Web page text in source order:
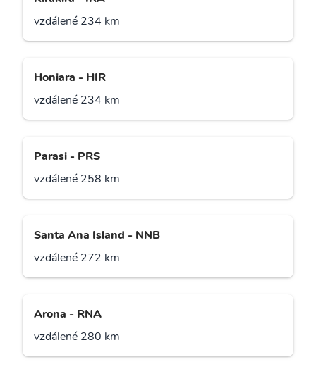
vzdálené 234 km
Honiara - HIR
vzdálené 234 km
Parasi - PRS
vzdálené 258 km
Santa Ana Island - NNB
vzdálené 272 km
Arona - RNA
vzdálené 280 km